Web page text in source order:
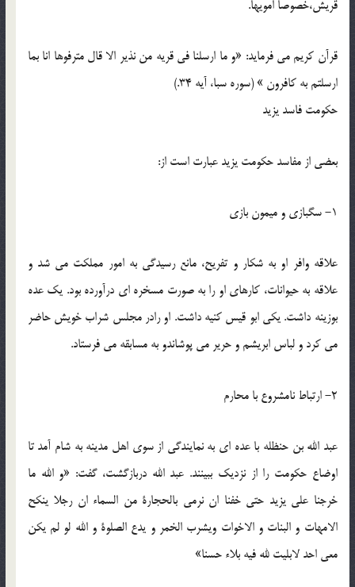
قریش،خصوصا امویها.
قرآن کریم می فرماید: «و ما ارسلنا فی قریه من نذیر الا قال مترفوها انا بما
ارسلتم به کافرون » (سوره سبا، آیه 34.)
حکومت فاسد یزید
بعضی از مفاسد حکومت یزید عبارت است از:
1- سگبازی و میمون بازی
علاقه وافر او به شکار و تفریح، مانع رسیدگی به امور مملکت می شد و
علاقه به حیوانات، کارهای او را به صورت مسخره ای درآورده بود. یک عده
بوزینه داشت. یکی ابو قیس کنیه داشت. او رادر مجلس شراب خویش حاضر
می کرد و لباس ابریشم و حریر می پوشاندو به مسابقه می فرستاد.
2- ارتباط نامشروع با محارم
عبد الله بن حنظله با عده ای به نمایندگی از سوی اهل مدینه به شام آمد تا
اوضاع حکومت را از نزدیک ببینند. عبد الله دربازگشت، گفت: «و الله ما
خرجنا علی یزید حتی خفنا ان نرمی بالحجارة من السماء ان رجلا ینکح
الامهات و البنات و الاخوات ویشرب الخمر و یدع الصلوة و الله لو لم یکن
معی احد لابلیت لله فیه بلاء حسنا»